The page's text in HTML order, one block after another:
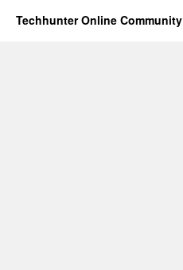
Techhunter Online Community